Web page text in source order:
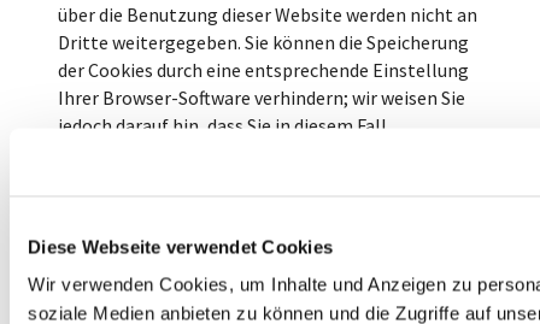
Diese Webseite verwendet Cookies
Wir verwenden Cookies, um Inhalte und Anzeigen zu
soziale Medien anbieten zu können und die Zugriffe auf
über die Benutzung dieser Website werden nicht an
Dritte weitergegeben. Sie können die Speicherung
der Cookies durch eine entsprechende Einstellung
Ihrer Browser-Software verhindern; wir weisen Sie
jedoch darauf hin, dass Sie in diesem Fall
Daten nicht einverstanden sind, können Sie die
Speicherung und Nutzung hier deaktivieren. In
diesem Fall wird in Ihrem Browser ein Opt-Out-